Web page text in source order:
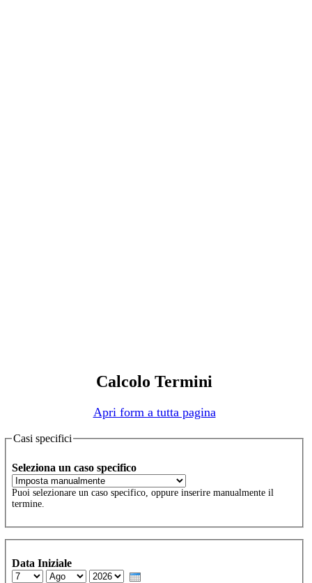
Calcolo Termini
Apri form a tutta pagina
Casi specifici
Seleziona un caso specifico
Puoi selezionare un caso specifico, oppure inserire manualmente il
termine.
Data Iniziale
Day
Month Year